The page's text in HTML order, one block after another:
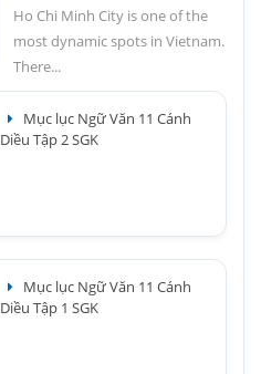
Ho Chi Minh City is one of the
most dynamic spots in Vietnam.
There...
Mục lục Ngữ Văn 11 Cánh
Diều Tập 2 SGK
Mục lục Ngữ Văn 11 Cánh
Diều Tập 1 SGK